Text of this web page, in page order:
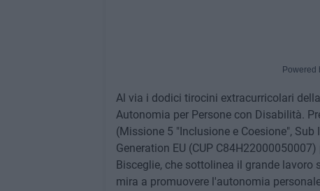
Powered
Al via i dodici tirocini extracurricolari
Autonomia per Persone con Disabilità.
(Missione 5 "Inclusione e Coesione",
Generation EU (CUP
Bisceglie, che sottolinea il grande
mira a promuovere l'autonomia